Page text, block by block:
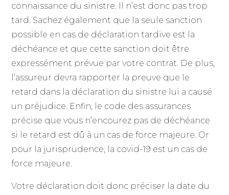
connaissance du sinistre. Il n’est donc pas trop
tard. Sachez également que la seule sanction
possible en cas de déclaration tardive est la
déchéance et que cette sanction doit être
expressément prévue par votre contrat. De plus,
l’assureur devra rapporter la preuve que le
retard dans la déclaration du sinistre lui a causé
un préjudice. Enfin, le code des assurances
précise que vous n’encourez pas de déchéance
si le retard est dû à un cas de force majeure. Or
pour la jurisprudence, la covid-19 est un cas de
force majeure.
Votre déclaration doit donc préciser la date du